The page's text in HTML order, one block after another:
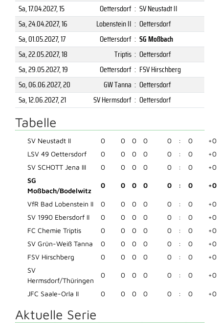
Sa, 17.04.2027, 15 Oettersdorf : SV Neustadt II
Sa, 24.04.2027, 16 Lobenstein II : Oettersdorf
Sa, 01.05.2027, 17 Oettersdorf : SG Moßbach
Sa, 22.05.2027, 18 Triptis : Oettersdorf
Sa, 29.05.2027, 19 Oettersdorf : FSV Hirschberg
So, 06.06.2027, 20 GW Tanna : Oettersdorf
Sa, 12.06.2027, 21 SV Hermsdorf : Oettersdorf
Tabelle
SV Neustadt II 0 0 0 0 0 : 0
+0
LSV 49 Oettersdorf
0 0 0 0 0 : 0
+0
SV SCHOTT Jena III
0 0 0 0 0 : 0
+0
SG
Moßbach/Bodelwitz
0 0 0 0 0 : 0 +0
VfR Bad Lobenstein II 0 0 0 0 0 : 0
+0
SV 1990 Ebersdorf II
0 0 0 0 0 : 0
+0
FC Chemie Triptis
0 0 0 0 0 : 0
+0
SV Grün-Weiß Tanna
0 0 0 0 0 : 0
+0
FSV Hirschberg
0 0 0 0 0 : 0
+0
SV
Hermsdorf/Thüringen
0 0 0 0 0 : 0 +0
JFC Saale-Orla II 0 0 0 0 0 : 0 +0
Aktuelle Serie